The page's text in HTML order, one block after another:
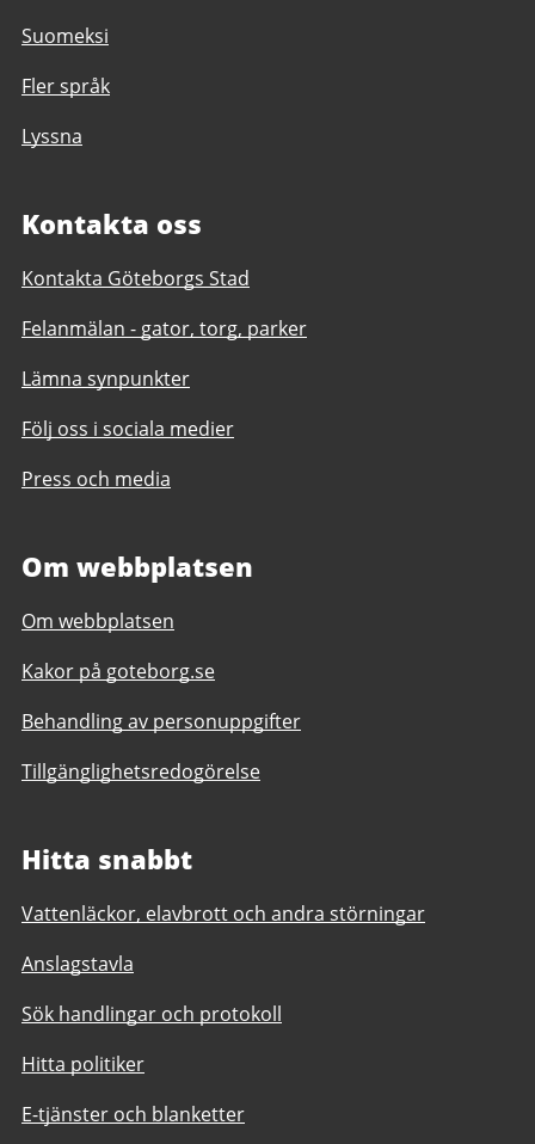
Suomeksi
Fler språk
Lyssna
Kontakta oss
Kontakta Göteborgs Stad
Felanmälan - gator, torg, parker
Lämna synpunkter
Följ oss i sociala medier
Press och media
Om webbplatsen
Om webbplatsen
Kakor på goteborg.se
Behandling av personuppgifter
Tillgänglighetsredogörelse
Hitta snabbt
Vattenläckor, elavbrott och andra störningar
Anslagstavla
Sök handlingar och protokoll
Hitta politiker
E-tjänster och blanketter